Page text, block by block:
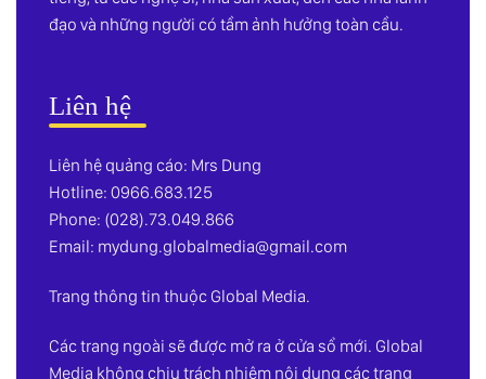
đạo và những người có tầm ảnh hưởng toàn cầu.
Liên hệ
Liên hệ quảng cáo: Mrs Dung
Hotline: 0966.683.125
Phone: (028).73.049.866
Email: mydung.globalmedia@gmail.com
Trang thông tin thuộc Global Media.
Các trang ngoài sẽ được mở ra ở cửa sổ mới. Global
Media không chịu trách nhiệm nội dung các trang